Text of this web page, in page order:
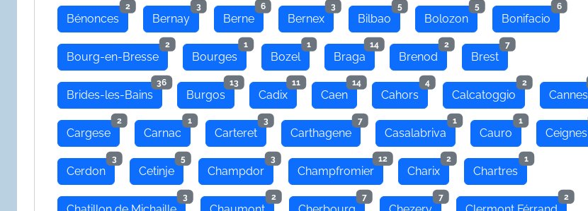
Bénonces
2
Bernay
3
Berne
6
Bernex
3
Bilbao
5
Bolozon
5
Bonifacio
6
Bourg-en-Bresse
2
Bourges
1
Bozel
1
Braga
14
Brenod
2
Brest
7
Brides-les-Bains
36
Burgos
13
Cadix
11
Caen
14
Cahors
4
Calcatoggio
2
Cannes
Cargese
2
Carnac
1
Carteret
3
Carthagene
7
Casalabriva
1
Cauro
1
Ceignes
Cerdon
3
Cetinje
5
Champdor
3
Champfromier
12
Charix
2
Chartres
1
3 2 7 7 2